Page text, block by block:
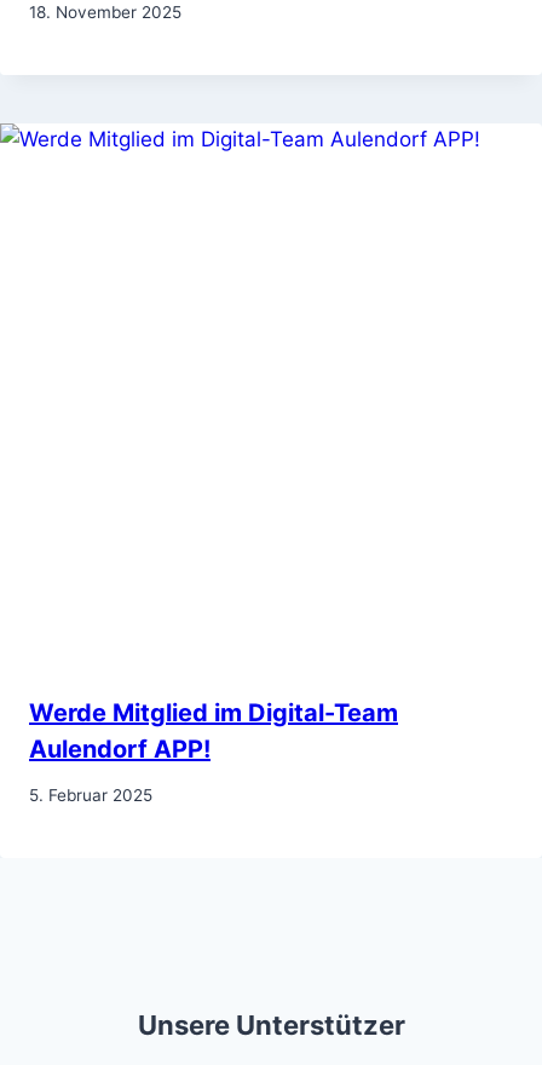
18. November 2025
Werde Mitglied im Digital-Team
Aulendorf APP!
5. Februar 2025
Unsere Unterstützer